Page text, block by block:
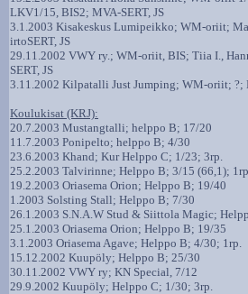
LKV1/15, BIS2; MVA-SERT, JS
3.1.2003 Kisakeskus Lumipeikko; WM-oriit;
irtoSERT, JS
29.11.2002 VWY ry.; WM-oriit, BIS; Tiia I.,
SERT, JS
3.11.2002 Kilpatalli Just Jumping; WM-oriit; ?;
Koulukisat (KRJ):
20.7.2003 Mustangtalli; helppo B; 17/20
11.7.2003 Ponipelto; helppo B; 4/30
23.6.2003 Khand; Kur Helppo C; 1/23; 3rp.
25.2.2003 Talvirinne; Helppo B; 3/15 (66,1);
19.2.2003 Oriasema Orion; Helppo B; 19/40
1.2003 Solsting Stall; Helppo B; 7/30
26.1.2003 S.N.A.W Stud & Siittola Magic;
25.1.2003 Oriasema Orion; Helppo B; 19/35
3.1.2003 Oriasema Agave; Helppo B; 4/30; 1rp.
15.12.2002 Kuupöly; Helppo B; 25/30
30.11.2002 VWY ry; KN Special, 7/12
29.9.2002 Kuupöly; Helppo C; 1/30; 3rp.